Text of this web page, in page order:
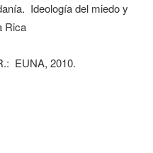
Ideología del miedo y
Rica
EUNA, 2010.